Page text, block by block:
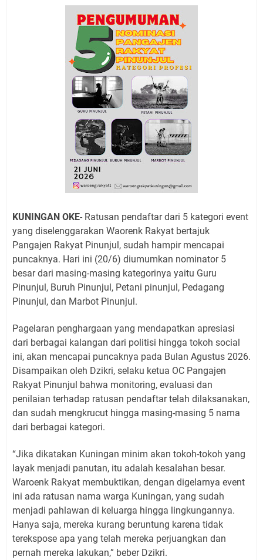
Nobar Final Piala Presiden 2026 Bersama Kebo Bule
Sangat Seru
Warga Mulai Kesulitan Air Bersih Akibat Kekeringan,
Polres Kuningan dan PAM Tirta Kamuning Salurakan
12 Ribu Liter
Uniku Jadi Tuan Rumah Pendampingan Penyusunan
Dokumen SPMI
Sudahkah Kita Merdeka Dari Hawa Nafsu?
Info Sembako di Pasar Kepuh Kuningan Kamis 6
Agustus 2026, Daging Naik, Telur Turun
Agenda Kegiatan Bupati Kuningan Jumat 7 Agustus
2026 Ada Tiga, Tapi yang Bakal Dihadiri Hanya Satu
Ini Empat Lokasi Samsat Keliling Kuningan Jumat 7
KUNINGAN OKE- Ratusan pendaftar dari 5 kategori event
yang diselenggarakan Waorenk Rakyat bertajuk
Pangajen Rakyat Pinunjul, sudah hampir mencapai
puncaknya. Hari ini (20/6) diumumkan nominator 5
besar dari masing-masing kategorinya yaitu Guru
Pinunjul, Buruh Pinunjul, Petani pinunjul, Pedagang
Pinunjul, dan Marbot Pinunjul.
Pagelaran penghargaan yang mendapatkan apresiasi
dari berbagai kalangan dari politisi hingga tokoh social
ini, akan mencapai puncaknya pada Bulan Agustus 2026.
Disampaikan oleh Dzikri, selaku ketua OC Pangajen
Rakyat Pinunjul bahwa monitoring, evaluasi dan
penilaian terhadap ratusan pendaftar telah dilaksanakan,
dan sudah mengkrucut hingga masing-masing 5 nama
dari berbagai kategori.
“Jika dikatakan Kuningan minim akan tokoh-tokoh yang
layak menjadi panutan, itu adalah kesalahan besar.
Waroenk Rakyat membuktikan, dengan digelarnya event
ini ada ratusan nama warga Kuningan, yang sudah
menjadi pahlawan di keluarga hingga lingkungannya.
Hanya saja, mereka kurang beruntung karena tidak
terekspose apa yang telah mereka perjuangkan dan
pernah mereka lakukan,” beber Dzikri.